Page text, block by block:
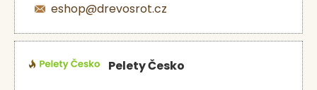
eshop@drevosrot.cz
Pelety Česko